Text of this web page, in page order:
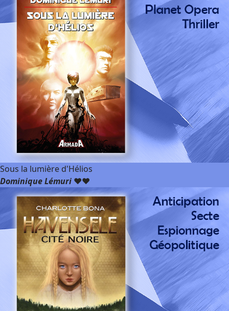
Sous la lumière d'Hélios
Dominique Lémuri ❤️❤️